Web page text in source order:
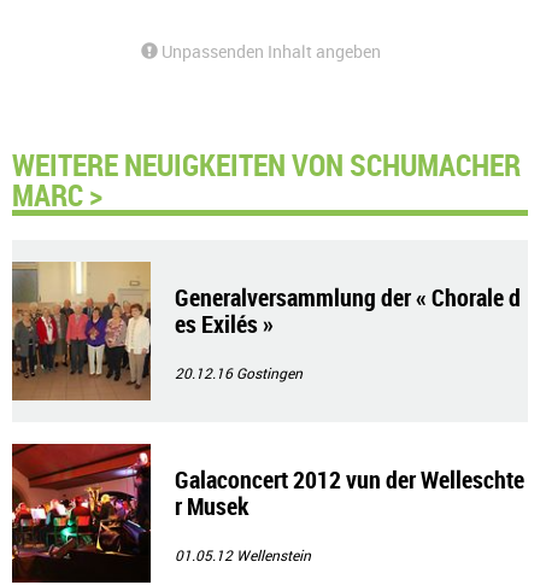
Unpassenden Inhalt angeben
WEITERE NEUIGKEITEN VON SCHUMACHER
MARC >
Generalversammlung der « Chorale d
es Exilés »
20.12.16Gostingen
Galaconcert 2012 vun der Welleschte
r Musek
01.05.12 Wellenstein